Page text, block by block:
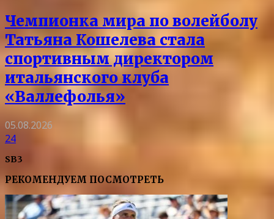
Чемпионка мира по волейболу
Татьяна Кошелева стала
спортивным директором
итальянского клуба
«Валлефолья»
05.08.2026
24
SB3
РЕКОМЕНДУЕМ ПОСМОТРЕТЬ